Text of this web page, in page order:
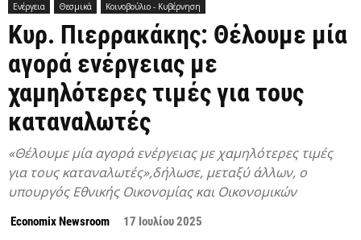
Ενέργεια Θεσμικά Κοινοβούλιο - Κυβέρνηση
Κυρ. Πιερρακάκης: Θέλουμε μία
αγορά ενέργειας με
χαμηλότερες τιμές για τους
καταναλωτές
«Θέλουμε μία αγορά ενέργειας με χαμηλότερες τιμές
για τους καταναλωτές»,δήλωσε, μεταξύ άλλων, ο
υπουργός Εθνικής Οικονομίας και Οικονομικών
Economix Newsroom 17 Ιουλίου 2025